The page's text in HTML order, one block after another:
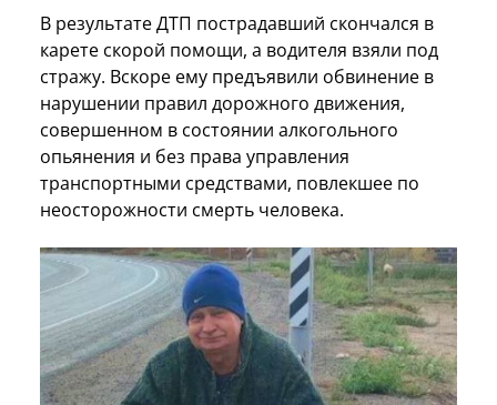
В результате ДТП пострадавший скончался в
карете скорой помощи, а водителя взяли под
стражу. Вскоре ему предъявили обвинение в
нарушении правил дорожного движения,
совершенном в состоянии алкогольного
опьянения и без права управления
транспортными средствами, повлекшее по
неосторожности смерть человека.